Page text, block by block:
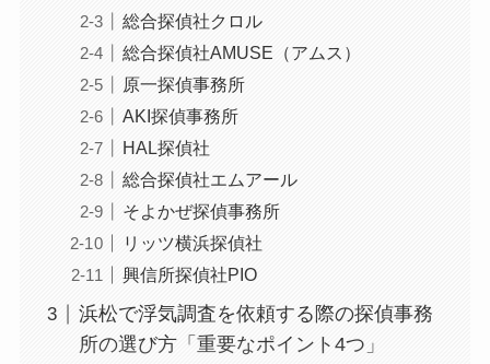
総合探偵社クロル
総合探偵社AMUSE（アムス）
原一探偵事務所
AKI探偵事務所
HAL探偵社
総合探偵社エムアール
そよかぜ探偵事務所
リッツ横浜探偵社
興信所探偵社PIO
浜松で浮気調査を依頼する際の探偵事務
所の選び方「重要なポイント4つ」